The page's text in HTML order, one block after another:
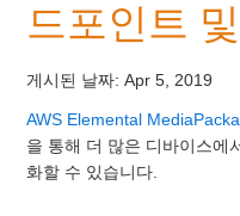
드포인트
게시된 날짜: Apr 5, 2019
AWS Elemental
을 통해 더 많은 디바이스에
화할 수 있습니다.